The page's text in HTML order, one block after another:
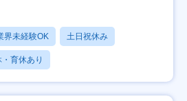
界未経験OK 土日祝休み
・育休あり